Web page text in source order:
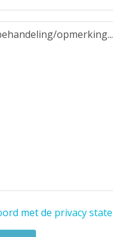
met de privacy